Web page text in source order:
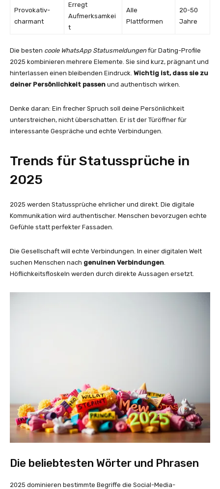
Provokativ-
charmant
Erregt
Aufmerksamkei
t
Alle
Plattformen
20-50
Jahre
Die besten coole WhatsApp Statusmeldungen für Dating-Profile
2025 kombinieren mehrere Elemente. Sie sind kurz, prägnant und
hinterlassen einen bleibenden Eindruck. Wichtig ist, dass sie zu
deiner Persönlichkeit passen und authentisch wirken.
Denke daran: Ein frecher Spruch soll deine Persönlichkeit
unterstreichen, nicht überschatten. Er ist der Türöffner für
interessante Gespräche und echte Verbindungen.
Trends für Statussprüche in
2025
2025 werden Statussprüche ehrlicher und direkt. Die digitale
Kommunikation wird authentischer. Menschen bevorzugen echte
Gefühle statt perfekter Fassaden.
Die Gesellschaft will echte Verbindungen. In einer digitalen Welt
suchen Menschen nach genuinen Verbindungen
Höflichkeitsfloskeln werden durch direkte Aussagen ersetzt.
Die beliebtesten Wörter und Phrasen
2025 dominieren bestimmte Begriffe die Social-Media-